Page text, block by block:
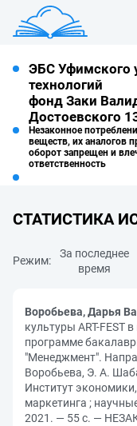
ЭБС Уфимского
технологий
фонд Заки
Достоевского
Незаконное
веществ, их аналогов
оборот запрещен и
ответственность
СТАТИСТИКА
Режим:
За последнее
время
Воробьева, Дарья
культуры ART-FEST
программе
"Менеджмент".
Воробьева, Э. А.
Институт
маркетинга ;
2021. — 55 с. —